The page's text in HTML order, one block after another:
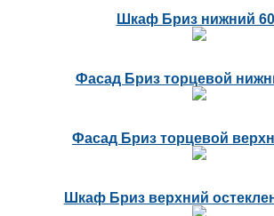
Шкаф Бриз нижний
Фасад Бриз торцевой
Фасад Бриз торцевой
Шкаф Бриз верхний